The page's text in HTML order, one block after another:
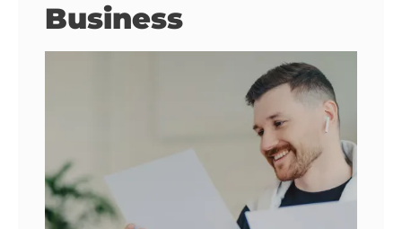
Business